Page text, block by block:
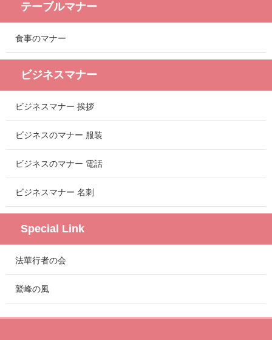
テーブルマナー
食事のマナー
ビジネスマナー
ビジネスマナー 挨拶
ビジネスのマナー 服装
ビジネスのマナー 電話
ビジネスマナー 名刺
Special Link
法華行者の会
鷲峰の風